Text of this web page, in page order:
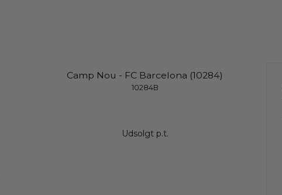
Camp Nou - FC Barcelona (10284)
10284B
Udsolgt p.t.